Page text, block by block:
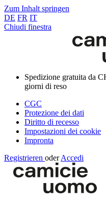
Zum Inhalt springen
DE FR IT
Chiudi finestra
Spedizione gratuita da
giorni di reso
CGC
Protezione dei dati
Diritto di recesso
Impostazioni dei cookie
Impronta
Registrieren oder Accedi